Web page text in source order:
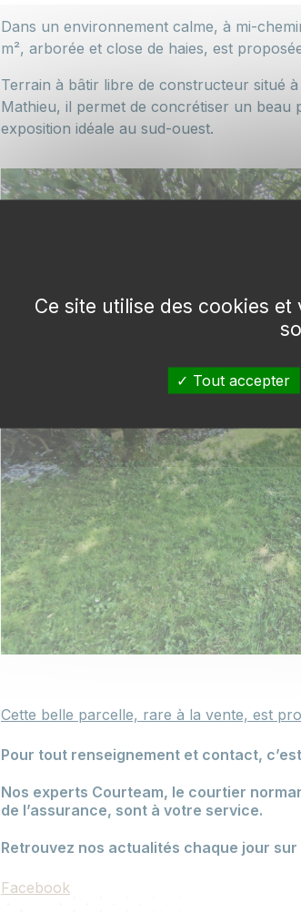
Dans un environnement calme, à mi-
m², arborée et close de haies, est
Terrain à bâtir libre de constructeur situé
Mathieu, il permet de concrétiser un beau
exposition idéale au sud-ouest.
Cette belle parcelle, rare à la vente, est
Pour tout renseignement et contact, c’est
Nos experts Courteam, le courtier
de l’assurance, sont à votre service.
Retrouvez nos actualités chaque jour
Facebook
Ce site utilise des cookies
Tout accepter